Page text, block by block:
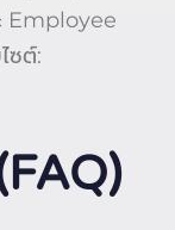
Employee
ซต์: